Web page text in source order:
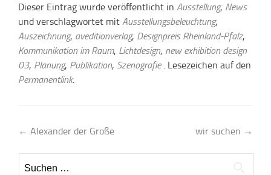
Dieser Eintrag wurde veröffentlicht in Ausstellung, News
und verschlagwortet mit Ausstellungsbeleuchtung,
Auszeichnung, aveditionverlag, Designpreis Rheinland-Pfalz,
Kommunikation im Raum, Lichtdesign, new exhibition design
03, Planung, Publikation, Szenografie. Lesezeichen auf den
Permanentlink.
Artikel-
Navigation
← Alexander der Große wir suchen →